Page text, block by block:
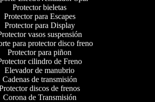
Protector bieletas
Protector para Escapes
Protector para Display
vasos suspensión
para protector disco freno
Protector para piñon
cilindro de Freno
Elevador de manubrio
Cadenas de transmisión
discos de frenos
Corona de Transmisión